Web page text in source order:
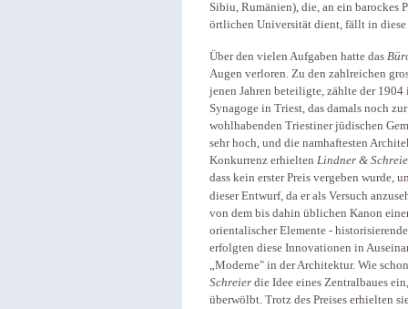
Sibiu, Rumänien), die, an ein barockes
örtlichen Universität dient, fällt in diese
Über den vielen Aufgaben hatte das
Augen verloren. Zu den zahlreichen
jenen Jahren beteiligte, zählte der
Synagoge in Triest, das damals noch
wohlhabenden Triestiner jüdischen
sehr hoch, und die namhaftesten
Konkurrenz erhielten Lindner &
dass kein erster Preis vergeben wurde,
dieser Entwurf, da er als Versuch
von dem bis dahin üblichen Kanon
orientalischer Elemente -
erfolgten diese Innovationen in
„Moderne" in der Architektur. Wie
Schreier die Idee eines Zentralbaues
überwölbt. Trotz des Preises erhielten